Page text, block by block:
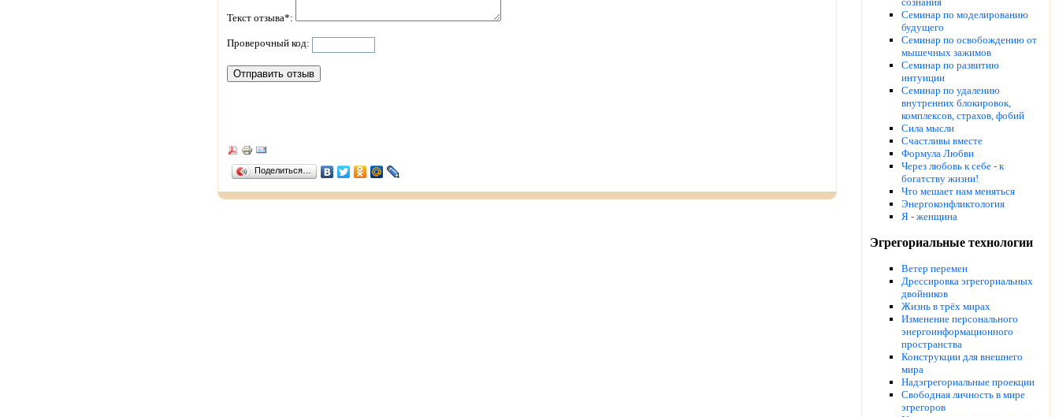
Текст отзыва*:
Проверочный код:
Поделиться…
Семинар по моделированию
будущего
Семинар по освобождению от
мышечных зажимов
Семинар по развитию
интуиции
Семинар по удалению
внутренних блокировок,
комплексов, страхов, фобий
Сила мысли
Счастливы вместе
Формула Любви
Через любовь к себе - к
богатству жизни!
Что мешает нам меняться
Энергоконфликтология
Я - женщина
Эгрегориальные технологии
Ветер перемен
Дрессировка эгрегориальных
двойников
Жизнь в трёх мирах
Изменение персонального
энергоинформационного
пространства
Конструкции для внешнего
мира
Надэгрегориальные проекции
Свободная личность в мире
эгрегоров